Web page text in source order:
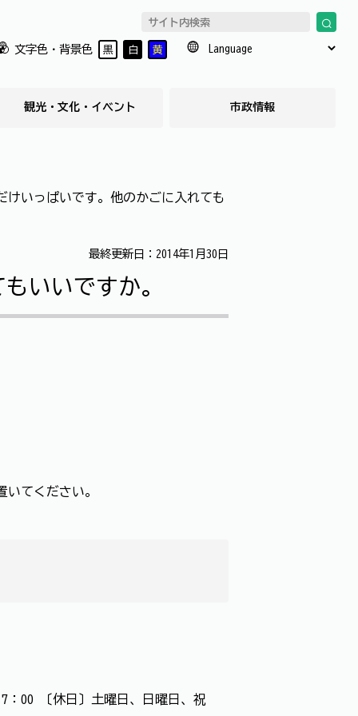
文字色・背景色 黒 白 黄
観光・文化・イベント 市政情報
けいっぱいです。他のかごに入れても
最終更新日：2014年1月30日
いいですか。
てください。
：00 〔休日〕土曜日、日曜日、祝